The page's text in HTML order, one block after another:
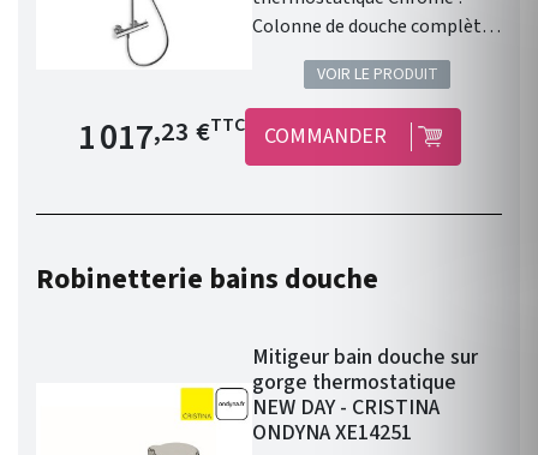
Colonne de douche complète
Corps froid anti-brûlure
Hauteur totale (mm) : 1155
Hauteur sous pomme (mm) :
1038 Crosse orientable
monojet Flexible "long life"
VOIR LE PRODUIT
Prix de base
1 017,23 €TTC COMMANDER
Robinetterie bains douche
Mitigeur bain douche sur
gorge thermostatique
NEW DAY - CRISTINA
ONDYNA XE14251